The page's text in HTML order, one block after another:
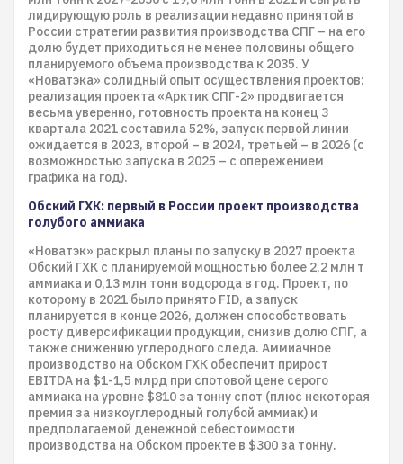
лидирующую роль в реализации недавно принятой в
России стратегии развития производства СПГ – на его
долю будет приходиться не менее половины общего
планируемого объема производства к 2035. У
«Новатэка» солидный опыт осуществления проектов:
реализация проекта «Арктик СПГ-2» продвигается
весьма уверенно, готовность проекта на конец 3
квартала 2021 составила 52%, запуск первой линии
ожидается в 2023, второй – в 2024, третьей – в 2026 (с
возможностью запуска в 2025 – с опережением
графика на год).
Обский ГХК: первый в России проект производства
голубого аммиака
«Новатэк» раскрыл планы по запуску в 2027 проекта
Обский ГХК с планируемой мощностью более 2,2 млн т
аммиака и 0,13 млн тонн водорода в год. Проект, по
которому в 2021 было принято FID, а запуск
планируется в конце 2026, должен способствовать
росту диверсификации продукции, снизив долю СПГ, а
также снижению углеродного следа. Аммиачное
производство на Обском ГХК обеспечит прирост
EBITDA на $1-1,5 млрд при спотовой цене серого
аммиака на уровне $810 за тонну спот (плюс некоторая
премия за низкоуглеродный голубой аммиак) и
предполагаемой денежной себестоимости
производства на Обском проекте в $300 за тонну.